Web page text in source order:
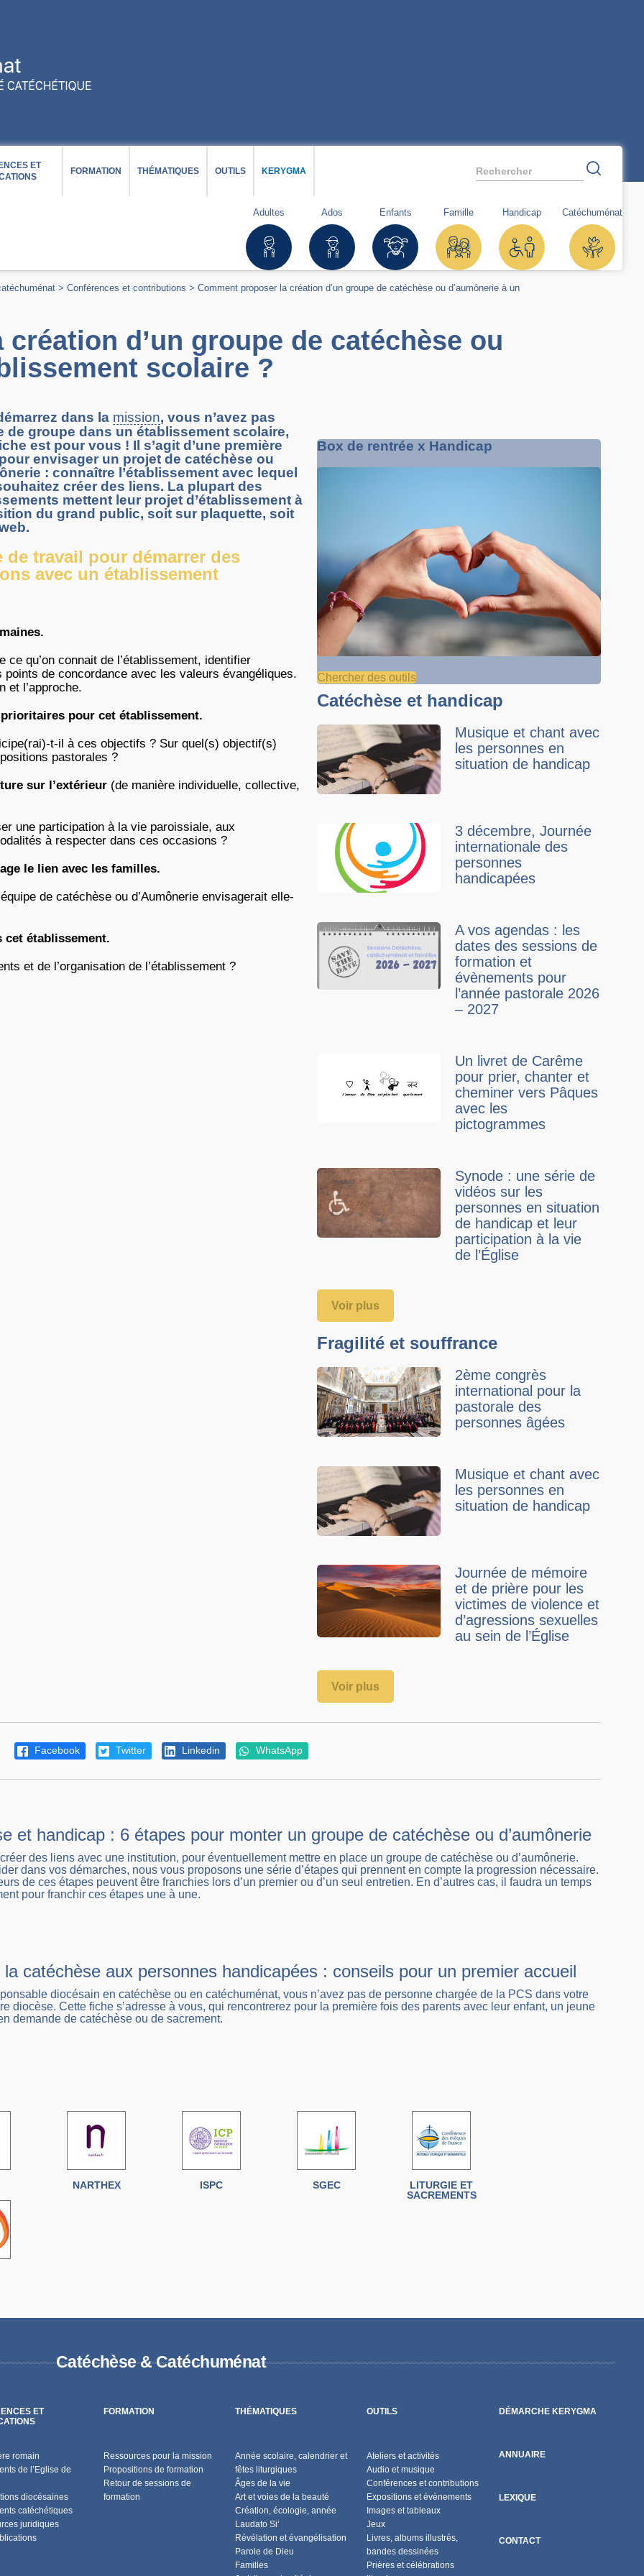
Rechercher
ET
FORMATION THÉMATIQUES OUTILS KERYGMA
Adultes Ados Enfants Famille Handicap Catéchuménat
> Conférences et contributions > Comment proposer la création d’un groupe de catéchèse ou d’aumônerie à un
d’un groupe de catéchèse ou
scolaire ?
dans la mission, vous n’avez pas
de groupe dans un établissement scolaire,
est pour vous ! Il s’agit d’une première
envisager un projet de catéchèse ou
: connaître l’établissement avec lequel
créer des liens. La plupart des
mettent leur projet d’établissement à
du grand public, soit sur plaquette, soit
de travail pour démarrer des
avec un établissement
qu’on connait de l’établissement, identifier
de concordance avec les valeurs évangéliques.
et l’approche.
pour cet établissement.
t-il à ces objectifs ? Sur quel(s) objectif(s)
pastorales ?
sur l’extérieur (de manière individuelle, collective,
une participation à la vie paroissiale, aux
à respecter dans ces occasions ?
le lien avec les familles.
de catéchèse ou d’Aumônerie envisagerait elle-
cet établissement.
et de l’organisation de l’établissement ?
Box de rentrée x Handicap
Chercher des outils
Catéchèse et handicap
Musique et chant avec
les personnes en
situation de handicap
3 décembre, Journée
internationale des
personnes
handicapées
A vos agendas : les
dates des sessions de
formation et
évènements pour
l’année pastorale 2026
– 2027
Un livret de Carême
pour prier, chanter et
cheminer vers Pâques
avec les
pictogrammes
Synode : une série de
vidéos sur les
personnes en situation
de handicap et leur
participation à la vie
de l’Église
Voir plus
Fragilité et souffrance
2ème congrès
international pour la
pastorale des
personnes âgées
Musique et chant avec
les personnes en
situation de handicap
Journée de mémoire
et de prière pour les
victimes de violence et
d’agressions sexuelles
au sein de l’Église
Voir plus
Facebook Twitter Linkedin WhatsApp
et handicap : 6 étapes pour monter un groupe de catéchèse ou d’aumônerie
des liens avec une institution, pour éventuellement mettre en place un groupe de catéchèse ou d’aumônerie.
dans vos démarches, nous vous proposons une série d’étapes qui prennent en compte la progression nécessaire.
de ces étapes peuvent être franchies lors d’un premier ou d’un seul entretien. En d’autres cas, il faudra un temps
pour franchir ces étapes une à une.
la catéchèse aux personnes handicapées : conseils pour un premier accueil
diocésain en catéchèse ou en catéchuménat, vous n’avez pas de personne chargée de la PCS dans votre
diocèse. Cette fiche s’adresse à vous, qui rencontrerez pour la première fois des parents avec leur enfant, un jeune
demande de catéchèse ou de sacrement.
NARTHEX ISPC SGEC
LITURGIE ET
SACREMENTS
Catéchèse & Catéchuménat
ET
romain
de l’Eglise de
diocésaines
catéchétiques
juridiques
FORMATION
Ressources pour la mission
Propositions de formation
Retour de sessions de
formation
THÉMATIQUES
Année scolaire, calendrier et
fêtes liturgiques
Âges de la vie
Art et voies de la beauté
Création, écologie, année
Laudato Si’
Révélation et évangélisation
Parole de Dieu
Familles
OUTILS
Ateliers et activités
Audio et musique
Conférences et contributions
Expositions et évènements
Images et tableaux
Jeux
Livres, albums illustrés,
bandes dessinées
Prières et célébrations
DÉMARCHE KERYGMA
ANNUAIRE
LEXIQUE
CONTACT